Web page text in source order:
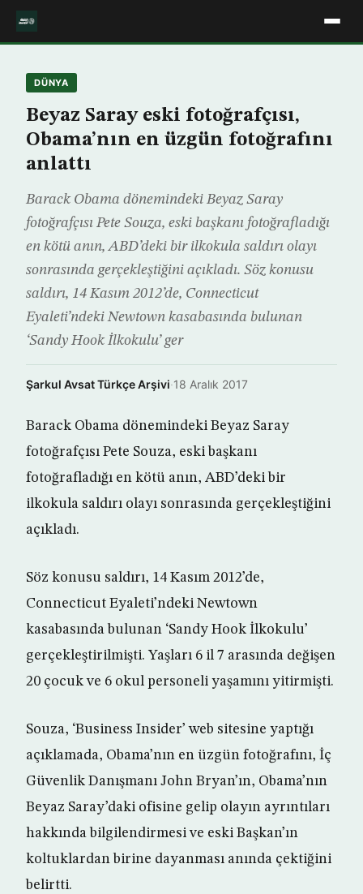
DÜNYA
Beyaz Saray eski fotoğrafçısı,
Obama’nın en üzgün fotoğrafını
anlattı
Barack Obama dönemindeki Beyaz Saray
fotoğrafçısı Pete Souza, eski başkanı fotoğrafladığı
en kötü anın, ABD’deki bir ilkokula saldırı olayı
sonrasında gerçekleştiğini açıkladı. Söz konusu
saldırı, 14 Kasım 2012’de, Connecticut
Eyaleti’ndeki Newtown kasabasında bulunan
‘Sandy Hook İlkokulu’ ger
Şarkul Avsat Türkçe Arşivi·18 Aralık 2017
Barack Obama dönemindeki Beyaz Saray
fotoğrafçısı Pete Souza, eski başkanı
fotoğrafladığı en kötü anın, ABD’deki bir
ilkokula saldırı olayı sonrasında gerçekleştiğini
açıkladı.
Söz konusu saldırı, 14 Kasım 2012’de,
Connecticut Eyaleti’ndeki Newtown
kasabasında bulunan ‘Sandy Hook İlkokulu’
gerçekleştirilmişti. Yaşları 6 il 7 arasında değişen
20 çocuk ve 6 okul personeli yaşamını yitirmişti.
Souza, ‘Business Insider’ web sitesine yaptığı
açıklamada, Obama’nın en üzgün fotoğrafını, İç
Güvenlik Danışmanı John Bryan’ın, Obama’nın
Beyaz Saray’daki ofisine gelip olayın ayrıntıları
hakkında bilgilendirmesi ve eski Başkan’ın
koltuklardan birine dayanması anında çektiğini
belirtti.